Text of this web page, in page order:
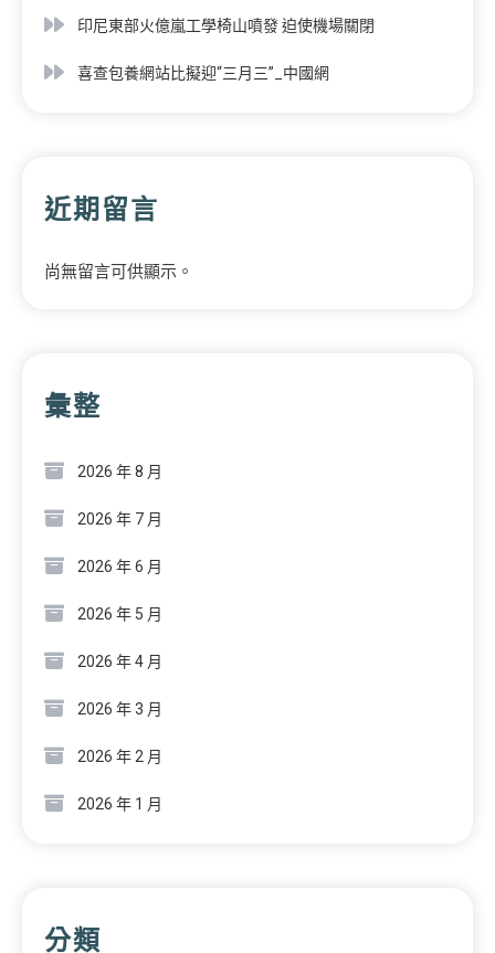
印尼東部火億嵐工學椅山噴發 迫使機場關閉
喜查包養網站比擬迎“三月三”_中國網
近期留言
尚無留言可供顯示。
彙整
2026 年 8 月
2026 年 7 月
2026 年 6 月
2026 年 5 月
2026 年 4 月
2026 年 3 月
2026 年 2 月
2026 年 1 月
分類